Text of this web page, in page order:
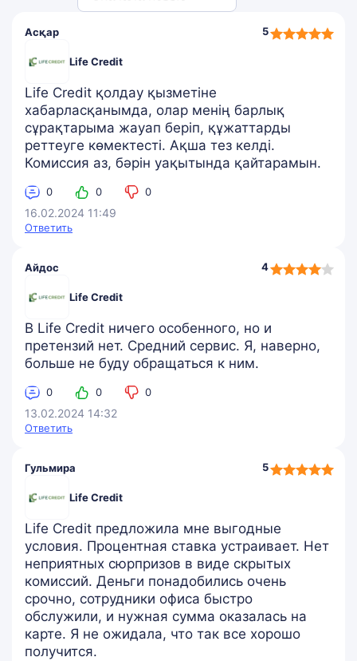
Асқар
Life Credit
5
5,0
rating
Life Credit қолдау қызметіне
хабарласқанымда, олар менің барлық
сұрақтарыма жауап беріп, құжаттарды
реттеуге көмектесті. Ақша тез келді.
Комиссия аз, бәрін уақытында қайтарамын.
0 0 0
16.02.2024 11:49
Ответить
Айдос
Life Credit
4
4,0
rating
В Life Credit ничего особенного, но и
претензий нет. Средний сервис. Я, наверно,
больше не буду обращаться к ним.
0 0 0
13.02.2024 14:32
Ответить
Гульмира
Life Credit
5
5,0
rating
Life Credit предложила мне выгодные
условия. Процентная ставка устраивает. Нет
неприятных сюрпризов в виде скрытых
комиссий. Деньги понадобились очень
срочно, сотрудники офиса быстро
обслужили, и нужная сумма оказалась на
карте. Я не ожидала, что так все хорошо
получится.